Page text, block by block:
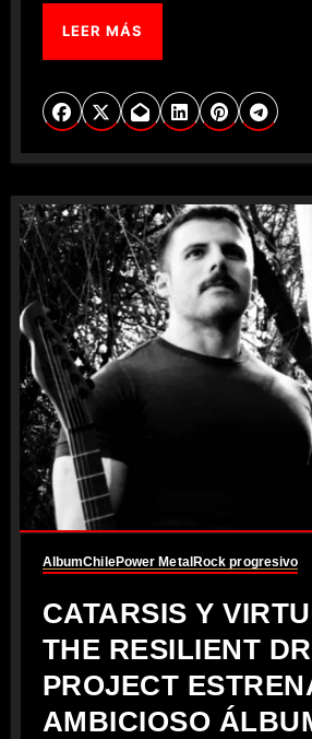
LEER MÁS
AlbumChilePower MetalRock progresivo
CATARSIS Y
THE RESILIENT
PROJECT
AMBICIOSO